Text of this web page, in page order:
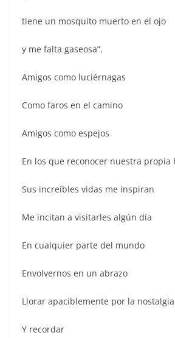
tiene un mosquito muerto en el ojo
y me falta gaseosa”.
Amigos como luciérnagas
Como faros en el camino
Amigos como espejos
En los que reconocer nuestra propia
Sus increíbles vidas me inspiran
Me incitan a visitarles algún día
En cualquier parte del mundo
Envolvernos en un abrazo
Llorar apaciblemente por la nostalgia
Y recordar